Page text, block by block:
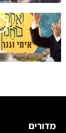
מדורים